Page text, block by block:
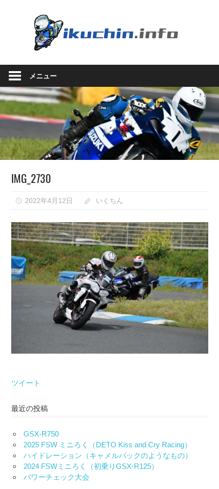
ッ
プ
ち
ん
ち
ん
の
ロ
（モ
ト
ロ
で
い）
メニュー
IMG_2730
2022年4月12日 いくちん
ツイート
最近の投稿
GSX-R750
2025 FSW ミニろく（DETO Kiss and Cry Racing）
ハイドレーション（キャメルバックのようなもの）
2024 FSWミニろく（初乗りGSX-R125）
パワーチェック大会